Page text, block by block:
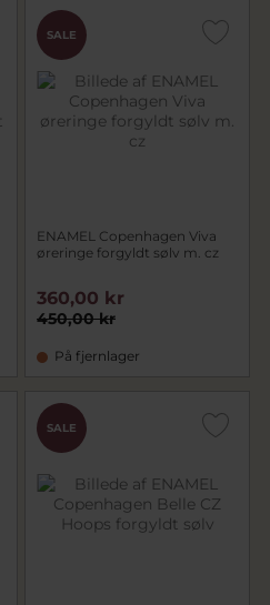
SALE
ENAMEL Copenhagen Viva
øreringe forgyldt sølv m. cz
450,00 kr
360,00 kr
På fjernlager
SALE